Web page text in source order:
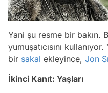
Yani şu resme bir bakın.
yumuşatıcısını
bir sakal ekleyince, Jon
İkinci Kanıt: Yaşları